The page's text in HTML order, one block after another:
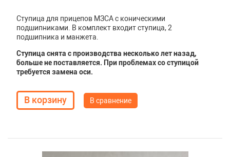
Ступица для прицепов МЗСА с коническими
подшипниками. В комплект входит ступица, 2
подшипника и манжета.
Ступица снята с производства несколько лет назад,
больше не поставляется. При проблемах со ступицой
требуется замена оси.
В сравнение